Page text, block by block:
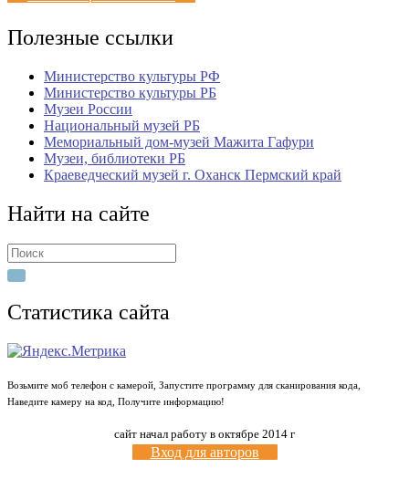
Полезные ссылки
Министерство культуры РФ
Министерство культуры РБ
Музеи России
Национальный музей РБ
Мемориальный дом-музей Мажита Гафури
Музеи, библиотеки РБ
Краеведческий музей г. Оханск Пермский край
Найти на сайте
Search
for:
Статистика сайта
Возьмите моб телефон с камерой, Запустите программу для сканирования кода,
Наведите камеру на код, Получите информацию!
сайт начал работу в октябре 2014 г
Вход для авторов